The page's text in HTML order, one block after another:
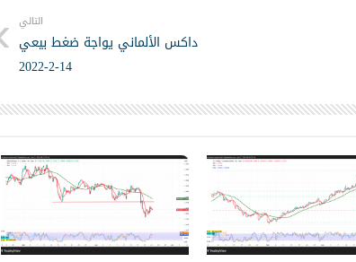
التالي
داكس الألماني يواجة ضغط بيعي
14-2-2022